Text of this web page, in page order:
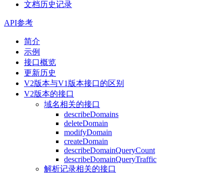
文档历史记录
API参考
简介
示例
接口概览
更新历史
V2版本与V1版本接口的区别
V2版本的接口
域名相关的接口
describeDomains
deleteDomain
modifyDomain
createDomain
describeDomainQueryCount
describeDomainQueryTraffic
解析记录相关的接口